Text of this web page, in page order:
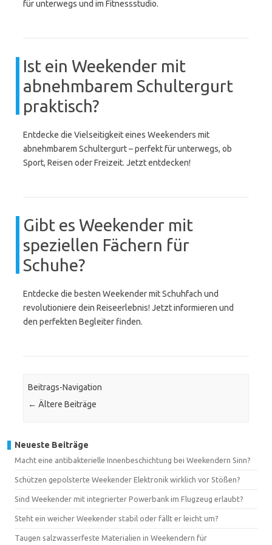
für unterwegs und im Fitnessstudio.
Ist ein Weekender mit
abnehmbarem Schultergurt
praktisch?
Entdecke die Vielseitigkeit eines Weekenders mit
abnehmbarem Schultergurt – perfekt für unterwegs, ob
Sport, Reisen oder Freizeit. Jetzt entdecken!
Gibt es Weekender mit
speziellen Fächern für
Schuhe?
Entdecke die besten Weekender mit Schuhfach und
revolutioniere dein Reiseerlebnis! Jetzt informieren und
den perfekten Begleiter finden.
Beitrags-Navigation
← Ältere Beiträge
Neueste Beiträge
Macht eine antibakterielle Innenbeschichtung bei Weekendern Sinn?
Schützen gepolsterte Weekender Elektronik wirklich vor Stößen?
Sind Weekender mit integrierter Powerbank im Flugzeug erlaubt?
Steht ein weicher Weekender stabil oder fällt er leicht um?
Taugen salzwasserfeste Materialien in Weekendern für